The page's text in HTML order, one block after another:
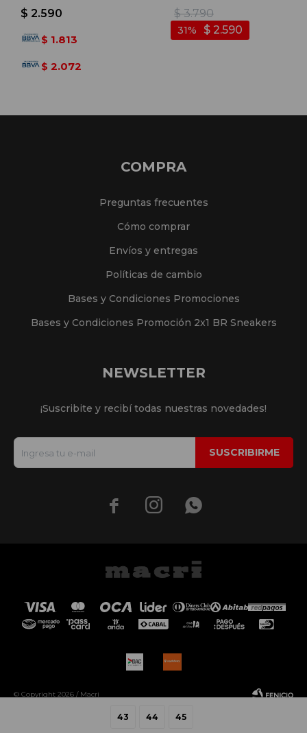
43 44 45
Gris-negro
$ 2.590
$ 1.813
$ 2.072
$ 3.790
$ 2.590
31
COMPRA
Preguntas frecuentes
Cómo comprar
Envíos y entregas
Políticas de cambio
Bases y Condiciones Promociones
Bases y Condiciones Promoción 2x1 BR Sneakers
NEWSLETTER
¡Suscribite y recibí todas nuestras novedades!
SUSCRIBIRME
  
© Copyright 2026 / Macri